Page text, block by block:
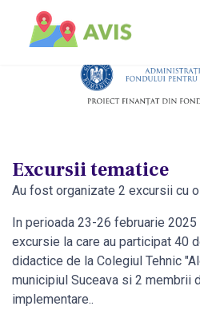
Excursii tematice
Au fost organizate 2 excursii cu
In perioada 23-26 februarie
excursie la care au participat 40
didactice de la Colegiul Tehnic
municipiul Suceava si 2 membrii
implementare..